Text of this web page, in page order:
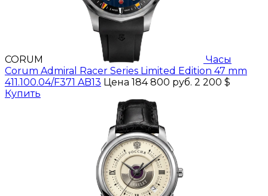
CORUM
Часы
Corum Admiral Racer Series Limited Edition 47 mm
411.100.04/F371 AB13 Цена 184 800 руб. 2 200 $
Купить